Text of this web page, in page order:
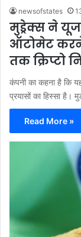
newsofstates
मुड्रेक्स ने
ऑटोमेट करने
तक क्रिप्टो
कंपनी का कहना है कि
प्रयासों का हिस्सा है।
Read More »